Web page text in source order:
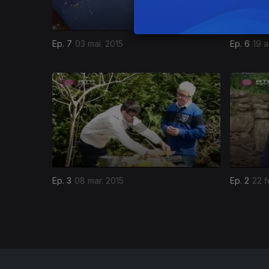
Ep. 7 03 mai. 2015 Ep. 6 19
Ep. 3 08 mar. 2015 Ep. 2 22
185182